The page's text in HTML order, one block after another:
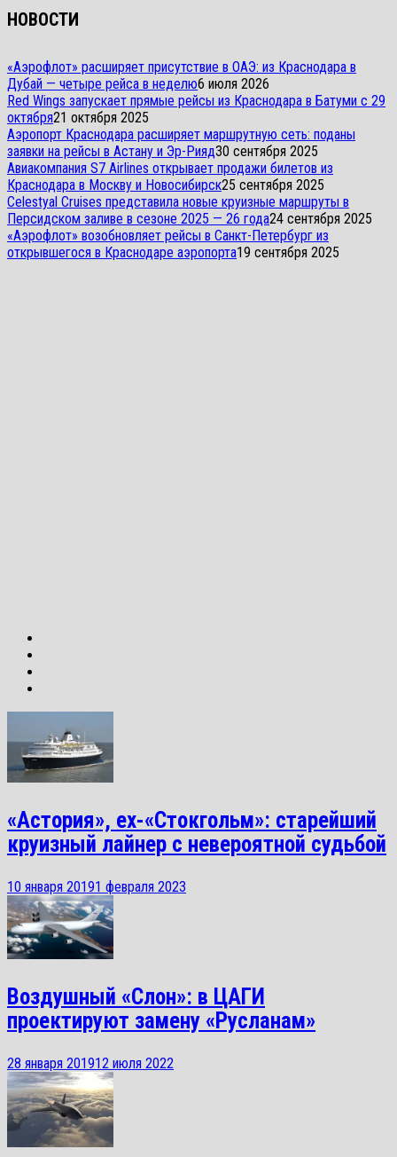
НОВОСТИ
«Аэрофлот» расширяет присутствие в ОАЭ: из Краснодара в
Дубай — четыре рейса в неделю6 июля 2026
Red Wings запускает прямые рейсы из Краснодара в Батуми с 29
октября21 октября 2025
Аэропорт Краснодара расширяет маршрутную сеть: поданы
заявки на рейсы в Астану и Эр-Рияд30 сентября 2025
Авиакомпания S7 Airlines открывает продажи билетов из
Краснодара в Москву и Новосибирск25 сентября 2025
Celestyal Cruises представила новые круизные маршруты в
Персидском заливе в сезоне 2025 — 26 года24 сентября 2025
«Аэрофлот» возобновляет рейсы в Санкт-Петербург из
открывшегося в Краснодаре аэропорта19 сентября 2025
«Астория», ex-«Стокгольм»: старейший
круизный лайнер с невероятной судьбой
10 января 20191 февраля 2023
Воздушный «Слон»: в ЦАГИ
проектируют замену «Русланам»
28 января 201912 июля 2022